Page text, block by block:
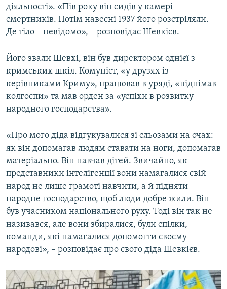
діяльності». «Пів року він сидів у камері
смертників. Потім навесні 1937 його розстріляли.
Де тіло – невідомо», – розповідає Шевкієв.
Його звали Шевхі, він був директором однієї з
кримських шкіл. Комуніст, «у друзях із
керівниками Криму», працював в уряді, «піднімав
колгоспи» та мав орден за «успіхи в розвитку
народного господарства».
«Про мого діда відгукувалися зі сльозами на очах:
як він допомагав людям ставати на ноги, допомагав
матеріально. Він навчав дітей. Звичайно, як
представники інтелігенції вони намагалися свій
народ не лише грамоті навчити, а й підняти
народне господарство, щоб люди добре жили. Він
був учасником національного руху. Тоді він так не
називався, але вони збиралися, були спілки,
команди, які намагалися допомогти своєму
народові», – розповідає про свого діда Шевкієв.